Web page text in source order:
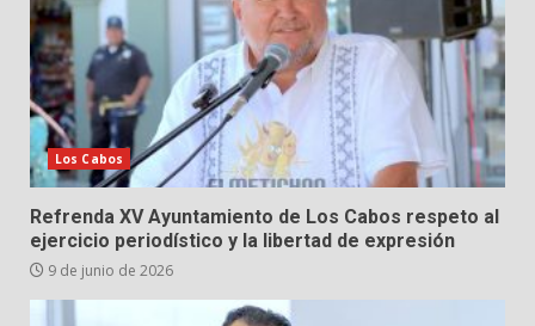
Los Cabos
Refrenda XV Ayuntamiento de Los Cabos respeto al
ejercicio periodístico y la libertad de expresión
9 de junio de 2026